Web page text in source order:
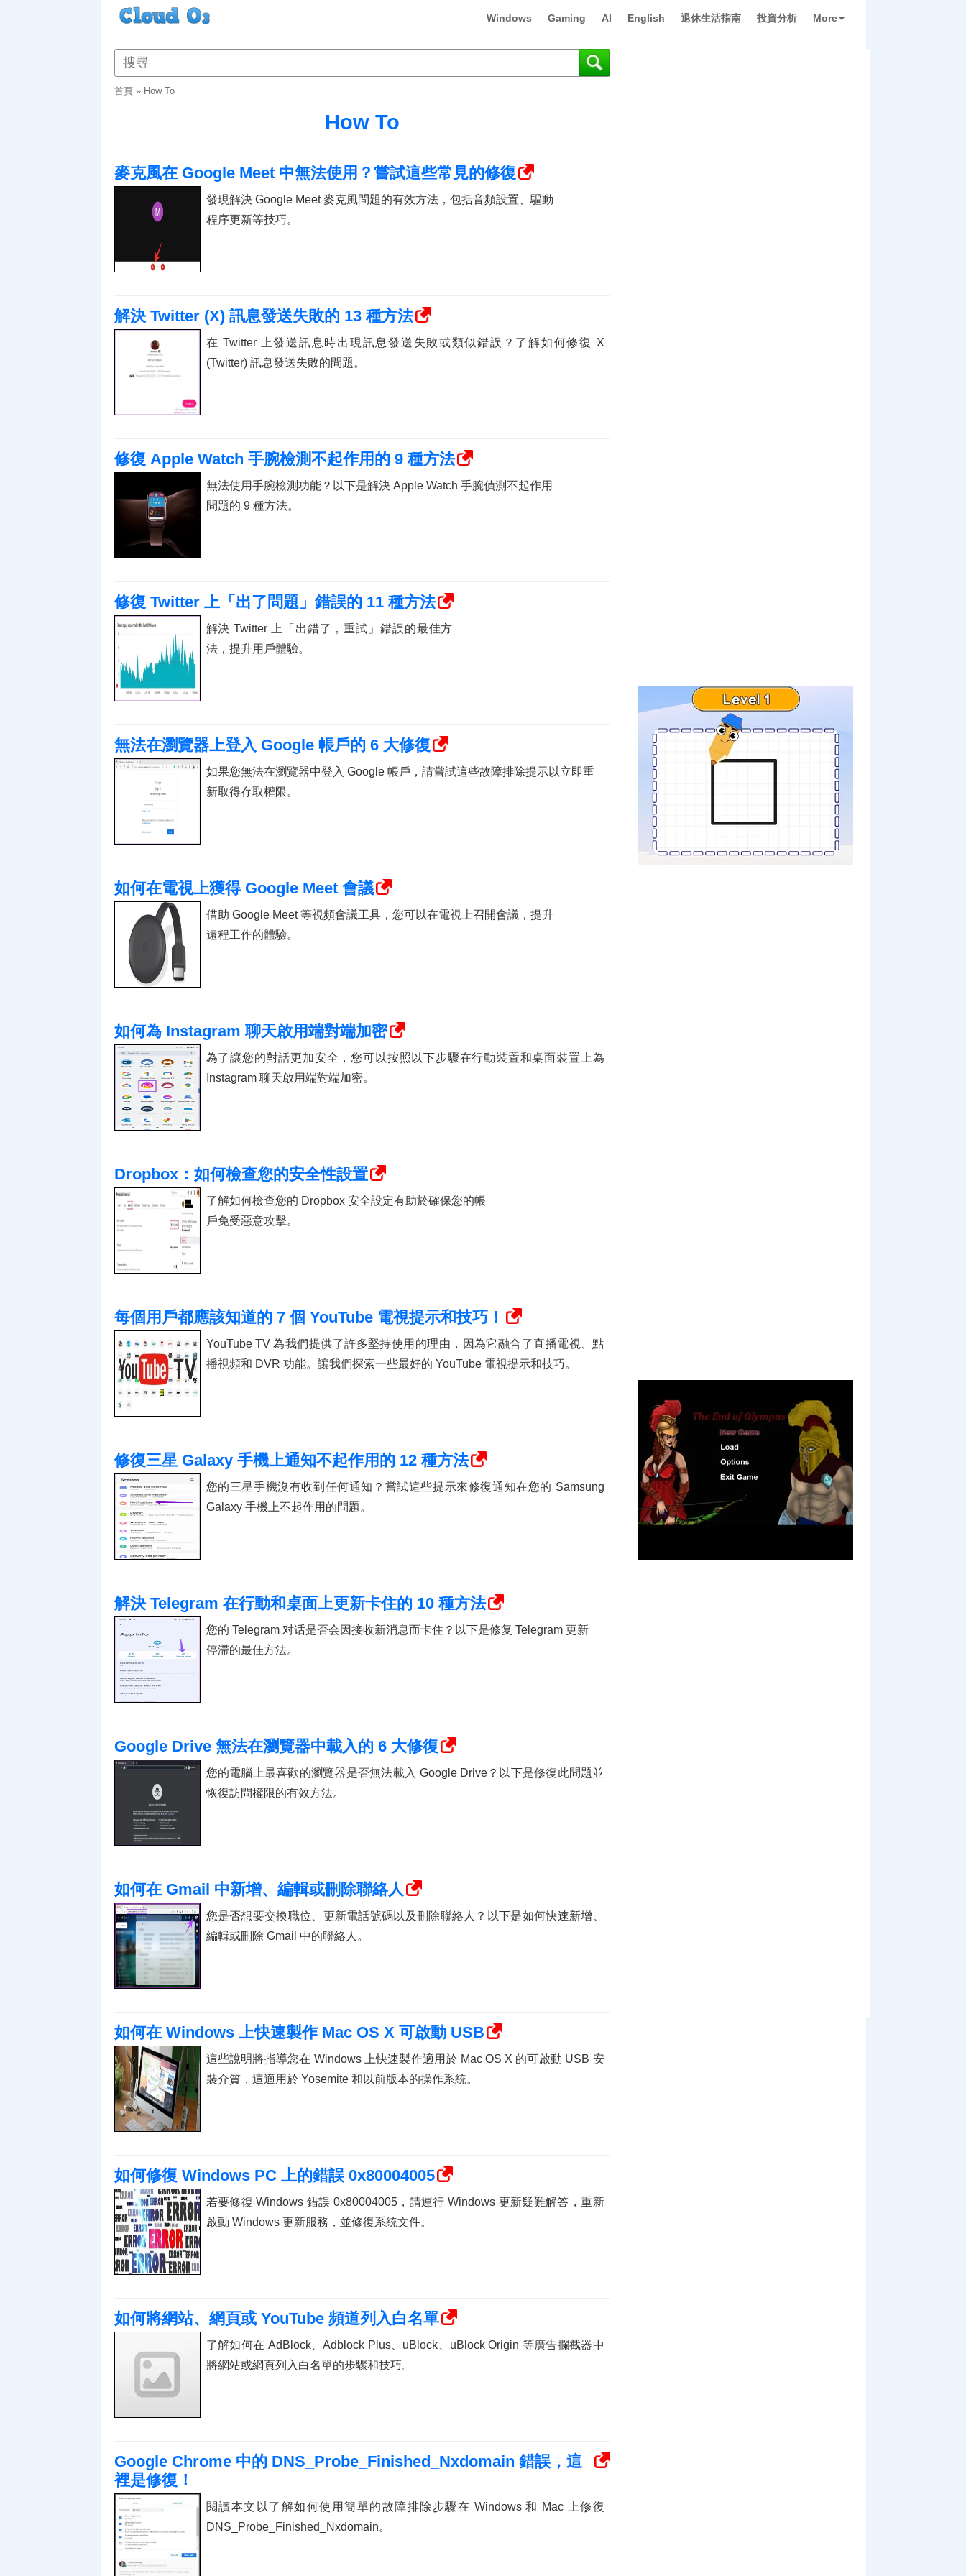
Windows Gaming AI English 退休生活指南 投資分析 More
首頁» How To
How To
麥克風在 Google Meet 中無法使用？嘗試這些常見的修復
發現解決 Google Meet 麥克風問題的有效方法，包括音頻設置、驅動
程序更新等技巧。
解決 Twitter (X) 訊息發送失敗的 13 種方法
在 Twitter 上發送訊息時出現訊息發送失敗或類似錯誤？了解如何修復 X
(Twitter) 訊息發送失敗的問題。
修復 Apple Watch 手腕檢測不起作用的 9 種方法
無法使用手腕檢測功能？以下是解決 Apple Watch 手腕偵測不起作用
問題的 9 種方法。
修復 Twitter 上「出了問題」錯誤的 11 種方法
解決 Twitter 上「出錯了，重試」錯誤的最佳方
法，提升用戶體驗。
無法在瀏覽器上登入 Google 帳戶的 6 大修復
如果您無法在瀏覽器中登入 Google 帳戶，請嘗試這些故障排除提示以立即重
新取得存取權限。
如何在電視上獲得 Google Meet 會議
借助 Google Meet 等視頻會議工具，您可以在電視上召開會議，提升
遠程工作的體驗。
如何為 Instagram 聊天啟用端對端加密
為了讓您的對話更加安全，您可以按照以下步驟在行動裝置和桌面裝置上為
Instagram 聊天啟用端對端加密。
Dropbox：如何檢查您的安全性設置
了解如何檢查您的 Dropbox 安全設定有助於確保您的帳
戶免受惡意攻擊。
每個用戶都應該知道的 7 個 YouTube 電視提示和技巧！
YouTube TV 為我們提供了許多堅持使用的理由，因為它融合了直播電視、點
播視頻和 DVR 功能。讓我們探索一些最好的 YouTube 電視提示和技巧。
修復三星 Galaxy 手機上通知不起作用的 12 種方法
您的三星手機沒有收到任何通知？嘗試這些提示來修復通知在您的 Samsung
Galaxy 手機上不起作用的問題。
解決 Telegram 在行動和桌面上更新卡住的 10 種方法
您的 Telegram 对话是否会因接收新消息而卡住？以下是修复 Telegram 更新
停滞的最佳方法。
Google Drive 無法在瀏覽器中載入的 6 大修復
您的電腦上最喜歡的瀏覽器是否無法載入 Google Drive？以下是修復此問題並
恢復訪問權限的有效方法。
如何在 Gmail 中新增、編輯或刪除聯絡人
您是否想要交換職位、更新電話號碼以及刪除聯絡人？以下是如何快速新增、
編輯或刪除 Gmail 中的聯絡人。
如何在 Windows 上快速製作 Mac OS X 可啟動 USB
這些說明將指導您在 Windows 上快速製作適用於 Mac OS X 的可啟動 USB 安
裝介質，這適用於 Yosemite 和以前版本的操作系統。
如何修復 Windows PC 上的錯誤 0x80004005
若要修復 Windows 錯誤 0x80004005，請運行 Windows 更新疑難解答，重新
啟動 Windows 更新服務，並修復系統文件。
如何將網站、網頁或 YouTube 頻道列入白名單
了解如何在 AdBlock、Adblock Plus、uBlock、uBlock Origin 等廣告攔截器中
將網站或網頁列入白名單的步驟和技巧。
Google Chrome 中的 DNS_Probe_Finished_Nxdomain 錯誤，這
裡是修復！
閱讀本文以了解如何使用簡單的故障排除步驟在 Windows 和 Mac 上修復
DNS_Probe_Finished_Nxdomain。